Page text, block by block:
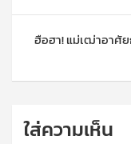
ฮือฮา! แม่เฒ่าอาศั
ใส่ความเห็น